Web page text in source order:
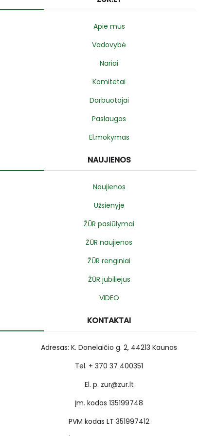
Apie mus
Vadovybė
Nariai
Komitetai
Darbuotojai
Paslaugos
El.mokymas
NAUJIENOS
Naujienos
Užsienyje
ŽŪR pasiūlymai
ŽŪR naujienos
ŽŪR renginiai
ŽŪR jubiliejus
VIDEO
KONTAKTAI
Adresas: K. Donelaičio g. 2, 44213 Kaunas
Tel. + 370 37 400351
El. p. zur@zur.lt
Įm. kodas 135199748
PVM kodas LT 351997412